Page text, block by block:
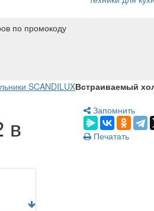
по промокоду
SCANDILUXВстраиваемый
в
Запомнить
Печатать